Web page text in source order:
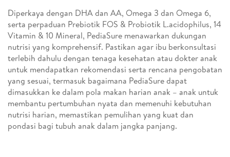
Diperkaya dengan DHA dan AA, Omega 3 dan Omega 6,
serta perpaduan Prebiotik FOS & Probiotik L.acidophilus, 14
Vitamin & 10 Mineral, PediaSure menawarkan dukungan
nutrisi yang komprehensif. Pastikan agar ibu berkonsultasi
terlebih dahulu dengan tenaga kesehatan atau dokter anak
untuk mendapatkan rekomendasi serta rencana pengobatan
yang sesuai, termasuk bagaimana PediaSure dapat
dimasukkan ke dalam pola makan harian anak – anak untuk
membantu pertumbuhan nyata dan memenuhi kebutuhan
nutrisi harian, memastikan pemulihan yang kuat dan
pondasi bagi tubuh anak dalam jangka panjang.